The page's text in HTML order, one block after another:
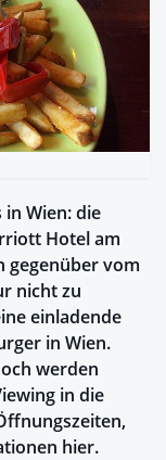
Wien: die
Hotel am
gegenüber vom
nicht zu
einladende
in Wien.
werden
in die
hier.